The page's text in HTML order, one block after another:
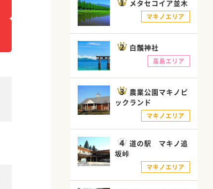
メタセコイア並木
マキノエリア
白鬚神社
高島エリア
農業公園マキノピ
ックランド
マキノエリア
道の駅 マキノ追
坂峠
マキノエリア